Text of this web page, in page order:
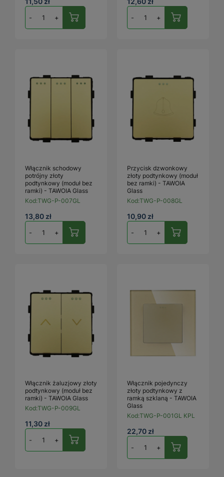
- + - +
Włącznik schodowy
potrójny złoty
podtynkowy (moduł bez
ramki) - TAWOIA Glass
Kod:TWG-P-007GL
13,80 zł
- +
Przycisk dzwonkowy
złoty podtynkowy (moduł
bez ramki) - TAWOIA
Glass
Kod:TWG-P-008GL
10,90 zł
- +
Włącznik żaluzjowy złoty
podtynkowy (moduł bez
ramki) - TAWOIA Glass
Kod:TWG-P-009GL
11,30 zł
- +
Włącznik pojedynczy
złoty podtynkowy z
ramką szklaną - TAWOIA
Glass
Kod:TWG-P-001GL KPL
22,70 zł
- +